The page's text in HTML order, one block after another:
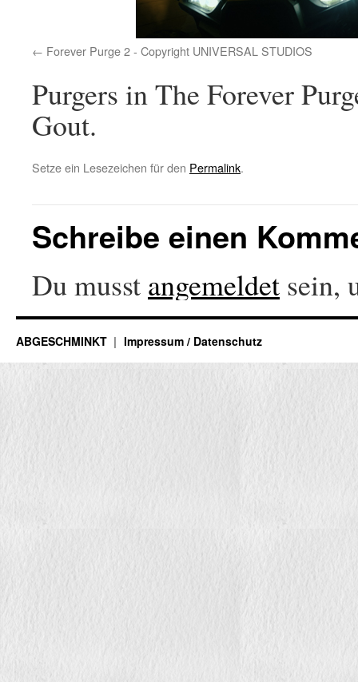
Forever Purge 2 - Copyright UNIVERSAL STUDIOS
Purgers in The Forever
Gout.
Setze ein Lesezeichen für den Permalink.
Schreibe einen
Du musst angemeldet sein,
ABGESCHMINKT Impressum / Datenschutz